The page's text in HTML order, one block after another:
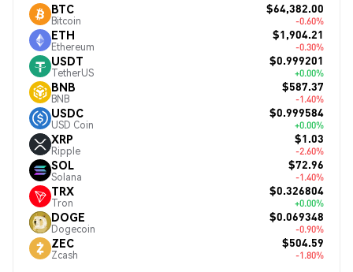
BTC
Bitcoin
$64,382.00
-0.60%
ETH
Ethereum
$1,904.21
-0.30%
USDT
TetherUS
$0.999201
+0.00%
BNB
BNB
$587.37
-1.40%
USDC
USD Coin
$0.999584
+0.00%
XRP
Ripple
$1.03
-2.60%
SOL
Solana
$72.96
-1.40%
TRX
Tron
$0.326804
+0.00%
DOGE
Dogecoin
$0.069348
-0.90%
ZEC
Zcash
$504.59
-1.80%